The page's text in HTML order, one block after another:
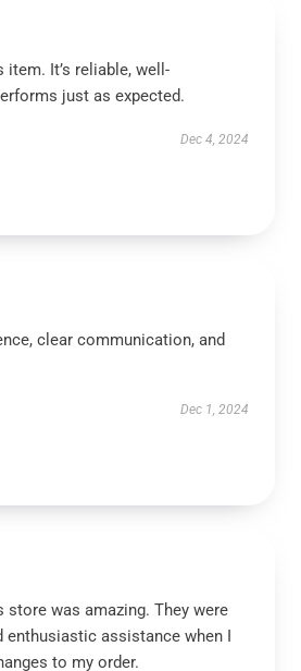
item. It’s reliable, well-
just as expected.
Dec 4, 2024
clear communication, and
Dec 1, 2024
store was amazing. They were
enthusiastic assistance when I
to my order.